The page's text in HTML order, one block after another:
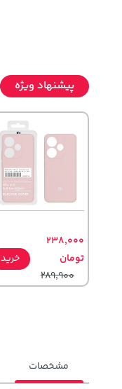
پیشنهاد ویژه
238,000
تومان
289,900
خرید
مشخصات